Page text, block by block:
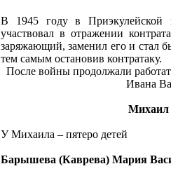
В 1945 году в Приэкулейской
участвовал в отражении
заряжающий, заменил его и стал
тем самым остановив контратаку.
После войны продолжали
Ивана
Михаил
У Михаила – пятеро детей
Барышева (Каврева) Мария